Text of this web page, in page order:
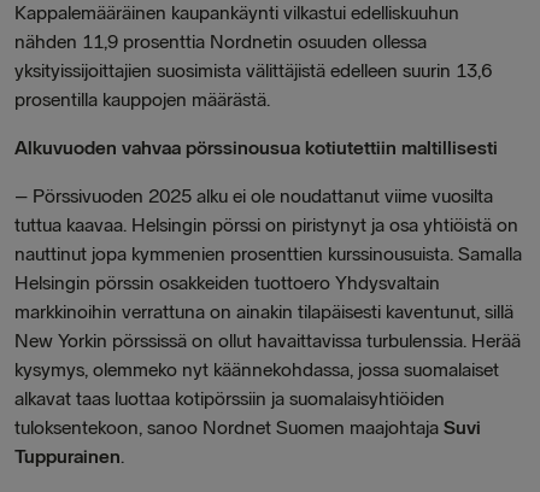
Kappalemääräinen kaupankäynti vilkastui edelliskuuhun
nähden 11,9 prosenttia Nordnetin osuuden ollessa
yksityissijoittajien suosimista välittäjistä edelleen suurin 13,6
prosentilla kauppojen määrästä.
Alkuvuoden vahvaa pörssinousua kotiutettiin maltillisesti
– Pörssivuoden 2025 alku ei ole noudattanut viime vuosilta
tuttua kaavaa. Helsingin pörssi on piristynyt ja osa yhtiöistä on
nauttinut jopa kymmenien prosenttien kurssinousuista. Samalla
Helsingin pörssin osakkeiden tuottoero Yhdysvaltain
markkinoihin verrattuna on ainakin tilapäisesti kaventunut, sillä
New Yorkin pörssissä on ollut havaittavissa turbulenssia. Herää
kysymys, olemmeko nyt käännekohdassa, jossa suomalaiset
alkavat taas luottaa kotipörssiin ja suomalaisyhtiöiden
tuloksentekoon, sanoo Nordnet Suomen maajohtaja Suvi
Tuppurainen.